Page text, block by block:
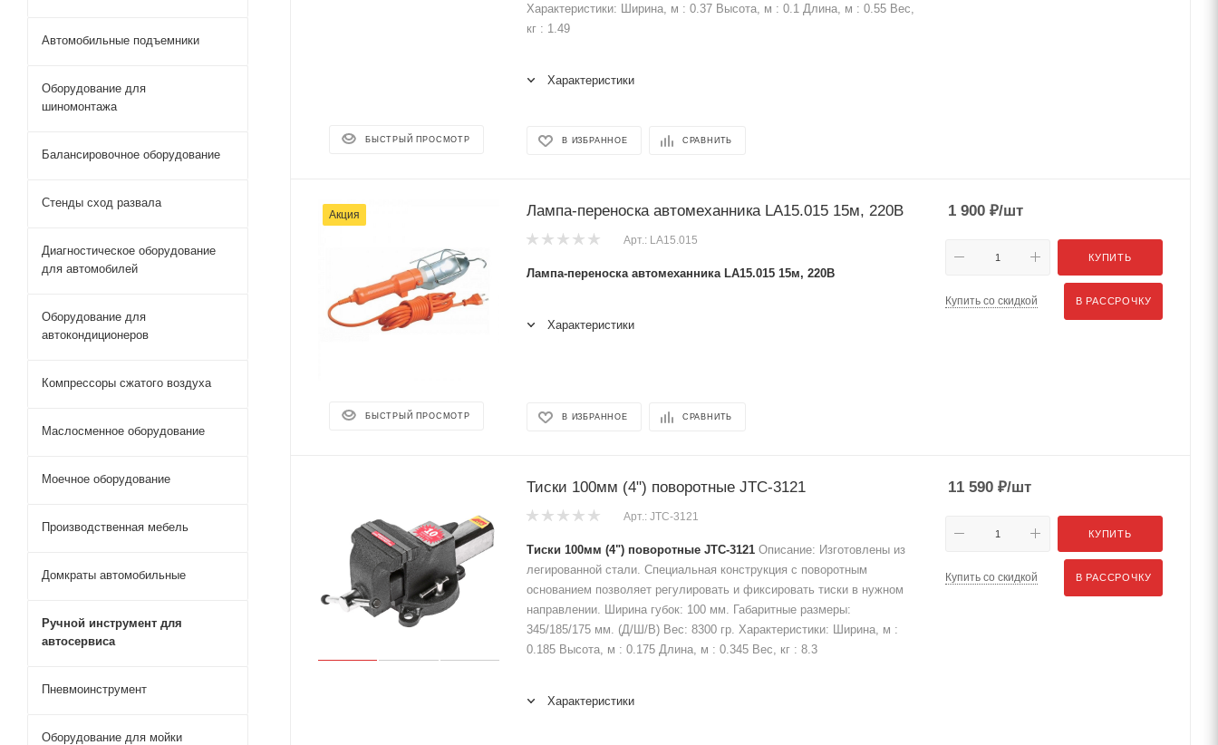
БЫСТРЫЙ ПРОСМОТР
Характеристики: Ширина, м : 0.37 Высота, м : 0.1 Длина, м : 0.55 Вес,
кг : 1.49
Характеристики
В ИЗБРАННОЕ СРАВНИТЬ
Акция
БЫСТРЫЙ ПРОСМОТР
Лампа-переноска автомеханника LA15.015 15м, 220В
Арт.: LA15.015
Лампа-переноска автомеханника LA15.015 15м, 220В
Характеристики
В ИЗБРАННОЕ СРАВНИТЬ
1 900 ₽/шт
КУПИТЬ
Купить со скидкой В РАССРОЧКУ
Тиски 100мм (4") поворотные JTC-3121
Арт.: JTC-3121
Тиски 100мм (4") поворотные JTC-3121 Описание: Изготовлены из
легированной стали. Специальная конструкция с поворотным
основанием позволяет регулировать и фиксировать тиски в нужном
направлении. Ширина губок: 100 мм. Габаритные размеры:
345/185/175 мм. (Д/Ш/В) Вес: 8300 гр. Характеристики: Ширина, м :
0.185 Высота, м : 0.175 Длина, м : 0.345 Вес, кг : 8.3
Характеристики
11 590 ₽/шт
КУПИТЬ
Купить со скидкой В РАССРОЧКУ
Автомобильные подъемники
Оборудование для
шиномонтажа
Балансировочное оборудование
Стенды сход развала
Диагностическое оборудование
для автомобилей
Оборудование для
автокондиционеров
Компрессоры сжатого воздуха
Маслосменное оборудование
Моечное оборудование
Производственная мебель
Домкраты автомобильные
Ручной инструмент для
автосервиса
Пневмоинструмент
Оборудование для мойки